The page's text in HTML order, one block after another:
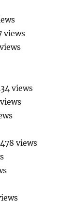
views
views
views